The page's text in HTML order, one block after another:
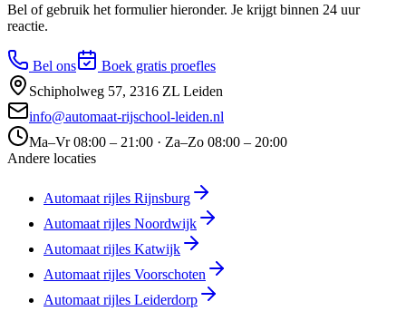
Bel of gebruik het formulier hieronder. Je krijgt binnen 24 uur
reactie.
Bel ons
Boek gratis proefles
Schipholweg 57, 2316 ZL Leiden
info@automaat-rijschool-leiden.nl
Ma–Vr08:00 – 21:00 · Za–Zo 08:00 – 20:00
Andere locaties
Automaat rijles Rijnsburg
Automaat rijles Noordwijk
Automaat rijles Katwijk
Automaat rijles Voorschoten
Automaat rijles Leiderdorp